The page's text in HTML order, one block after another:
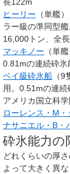
ヒーリー （単艦
ラー級の準同型
16,000トン、全
マッキノー （単
0.81mの連続砕
ベイ級砕氷船 （
用。0.51mの連
アメリカ国立科学
ローレンス・M・
ナサニエル・B・
砕氷能力の
どれくらいの厚
よって大きく異